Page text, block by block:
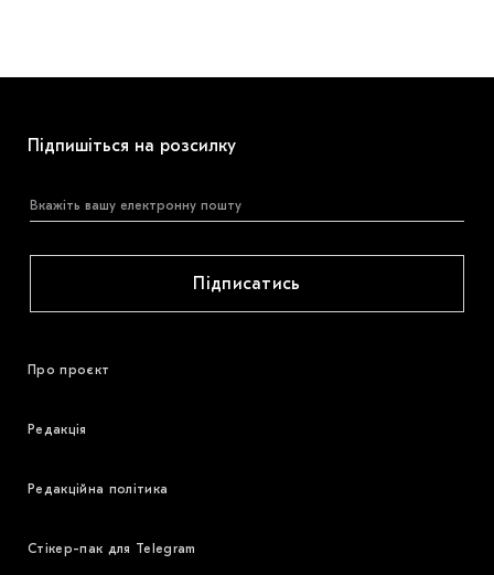
Підпишіться на розсилку
Підписатись
Про проєкт
Редакція
Редакційна політика
Стікер-пак для Telegram